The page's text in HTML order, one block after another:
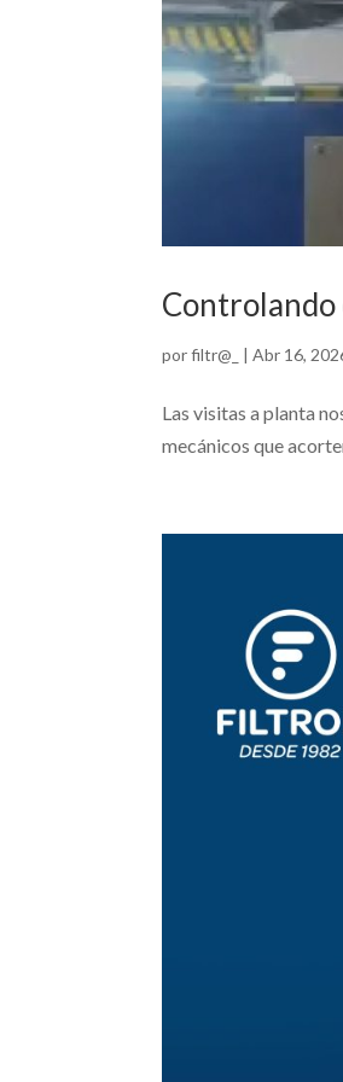
Controlando
porfiltr@_ |Abr 16,
Las visitas a planta
mecánicos que